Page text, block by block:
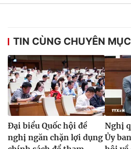
TIN CÙNG CHUYÊN MỤC
Đại biểu Quốc hội đề
nghị ngăn chặn lợi dụng
Nghị
Ủy